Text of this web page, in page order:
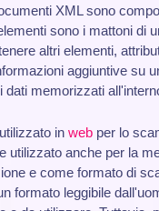
XML sono
sono i mattoni di
altri elementi,
aggiuntive su
dati memorizzati
in web per lo
utilizzato anche per la
e come formato di
formato leggibile